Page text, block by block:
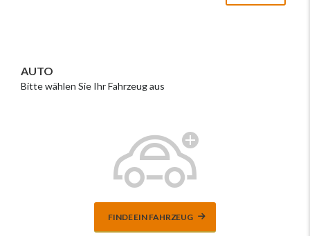
AUTO
Bitte wählen Sie Ihr Fahrzeug aus
FINDE EIN FAHRZEUG